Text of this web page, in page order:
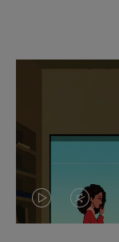
VIDEO
HET